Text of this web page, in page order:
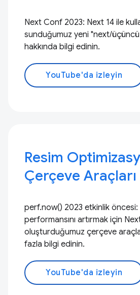
Next Conf 2023: Next 14 ile
sunduğumuz yeni "next/
hakkında bilgi edinin.
YouTube'da izleyin
Resim
Çerçeve Araçları
perf.now() 2023 etkinlik öncesi:
performansını artırmak için
oluşturduğumuz çerçeve
fazla bilgi edinin.
YouTube'da izleyin